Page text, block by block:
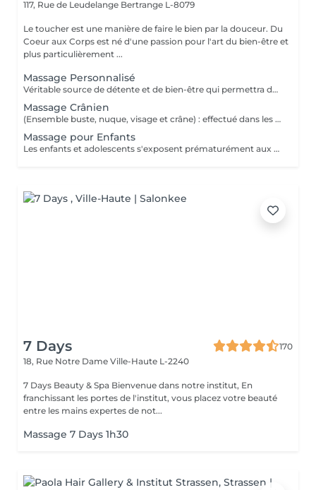
117, Rue de Leudelange Bertrange L-8079
Le toucher est une manière de faire le bien par la douceur. Du
Coeur aux Corps est né d'une passion pour l'art du bien-être et
plus particulièrement ...
Massage Personnalisé
Véritable source de détente et de bien-être qui permettra de retirer les noeuds musculaires tout en favorisant un état intense de relaxation, des pieds à la tête ou selon vos besoins et envie. Un moment de lâcher prise pour le corps et l'esprit.
Massage Crânien
(Ensemble buste, nuque, visage et crâne) : effectué dans les règles de l'art, le massage crânien possède de nombreuses vertus : il lutte contre la fatigue, il réduit le stress, il atténue les maux de tête, il combat les insomnies et il calme les tensions dans la nuque et le haut du dos. Un beau moment de déconnexion totale, de quoi vous vider complètement la tête.
Massage pour Enfants
Les enfants et adolescents s'exposent prématurément aux agitations du quotidien. Le massage constitue le début d'un apprentissage pour prendre soin de leur corps et de leur bien-être, dès leur plus jeune âge. Il favorise son développement et sa croissance et peut être une source de guérison et d'un bon équilibre pour son organisme. De quoi également lui donner confiance durant cette période de transition vers l'âge adulte.
7 Days
170
18, Rue Notre Dame Ville-Haute L-2240
7 Days Beauty & Spa Bienvenue dans notre institut, En
franchissant les portes de l'institut, vous placez votre beauté
entre les mains expertes de not...
Massage 7 Days 1h30